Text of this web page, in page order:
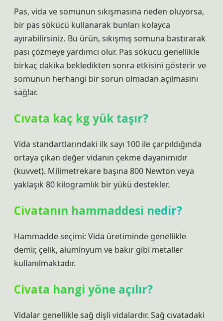
Pas, vida ve somunun sıkışmasına neden oluyorsa,
bir pas sökücü kullanarak bunları kolayca
ayırabilirsiniz. Bu ürün, sıkışmış somuna bastırarak
pası çözmeye yardımcı olur. Pas sökücü genellikle
birkaç dakika bekledikten sonra etkisini gösterir ve
somunun herhangi bir sorun olmadan açılmasını
sağlar.
Cıvata kaç kg yük taşır?
Vida standartlarındaki ilk sayı 100 ile çarpıldığında
ortaya çıkan değer vidanın çekme dayanımıdır
(kuvvet). Milimetrekare başına 800 Newton veya
yaklaşık 80 kilogramlık bir yükü destekler.
Civatanın hammaddesi nedir?
Hammadde seçimi: Vida üretiminde genellikle
demir, çelik, alüminyum ve bakır gibi metaller
kullanılmaktadır.
Civata hangi yöne açılır?
Vidalar genellikle sağ dişli vidalardır. Sağ cıvatadaki